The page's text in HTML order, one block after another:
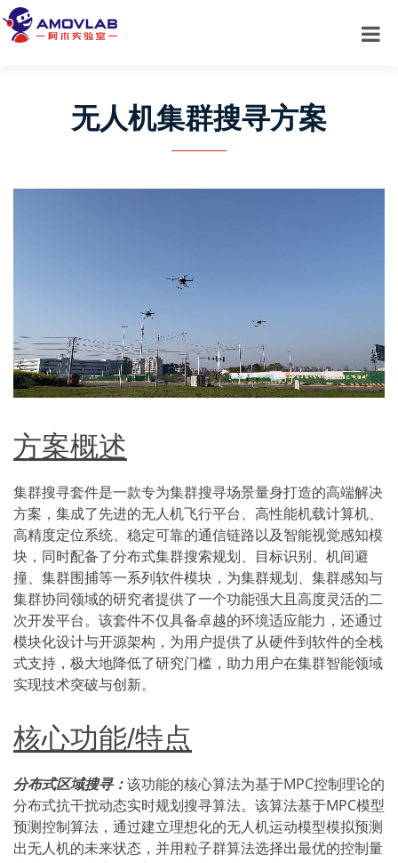
无人机集群搜寻方案
方案概述
集群搜寻套件是一款专为集群搜寻场景量身打造的高端解决
方案，集成了先进的无人机飞行平台、高性能机载计算机、
高精度定位系统、稳定可靠的通信链路以及智能视觉感知模
块，同时配备了分布式集群搜索规划、目标识别、机间避
撞、集群围捕等一系列软件模块，为集群规划、集群感知与
集群协同领域的研究者提供了一个功能强大且高度灵活的二
次开发平台。该套件不仅具备卓越的环境适应能力，还通过
模块化设计与开源架构，为用户提供了从硬件到软件的全栈
式支持，极大地降低了研究门槛，助力用户在集群智能领域
实现技术突破与创新。
核心功能/特点
分布式区域搜寻：该功能的核心算法为基于MPC控制理论的
分布式抗干扰动态实时规划搜寻算法。该算法基于MPC模型
预测控制算法，通过建立理想化的无人机运动模型模拟预测
出无人机的未来状态，并用粒子群算法选择出最优的控制量